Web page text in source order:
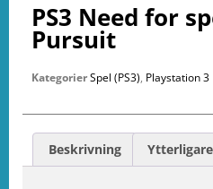
PS3 Need for
Pursuit
KategorierSpel (PS3), Playstation 3
Beskrivning